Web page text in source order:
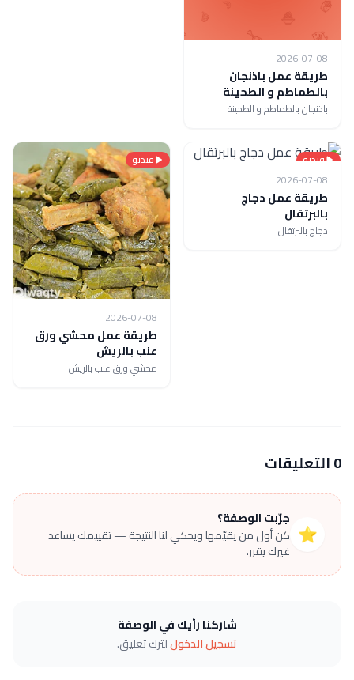
2026-07-08
طريقة عمل باذنجان
بالطماطم و الطحينة
باذنجان بالطماطم و الطحينة
فيديو
2026-07-08
طريقة عمل دجاج
بالبرتقال
دجاج بالبرتقال
فيديو
2026-07-08
طريقة عمل محشي ورق
عنب بالريش
محشي ورق عنب بالريش
0 التعليقات
⭐
جرّبت الوصفة؟
كن أول من يقيّمها ويحكي لنا النتيجة — تقييمك يساعد
غيرك يقرر.
شاركنا رأيك في الوصفة
تسجيل الدخوللترك تعليق.